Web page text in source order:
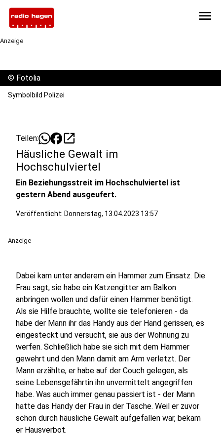
menu
Anzeige
© Fotolia
Symbolbild Polizei
Teilen: open_in_new
Häusliche Gewalt im
Hochschulviertel
Ein Beziehungsstreit im Hochschulviertel ist
gestern Abend ausgeufert.
Veröffentlicht: Donnerstag, 13.04.2023 13:57
Anzeige
Dabei kam unter anderem ein Hammer zum Einsatz. Die
Frau sagt, sie habe ein Katzengitter am Balkon
anbringen wollen und dafür einen Hammer benötigt.
Als sie Hilfe brauchte, wollte sie telefonieren - da
habe der Mann ihr das Handy aus der Hand gerissen, es
eingesteckt und versucht, sie aus der Wohnung zu
werfen. Schließlich habe sie sich mit dem Hammer
gewehrt und den Mann damit am Arm verletzt. Der
Mann erzählte, er habe auf der Couch gelegen, als
seine Lebensgefährtin ihn unvermittelt angegriffen
habe. Was auch immer genau passiert ist - der Mann
hatte das Handy der Frau in der Tasche. Weil er zuvor
schon durch häusliche Gewalt aufgefallen war, bekam
er Hausverbot.